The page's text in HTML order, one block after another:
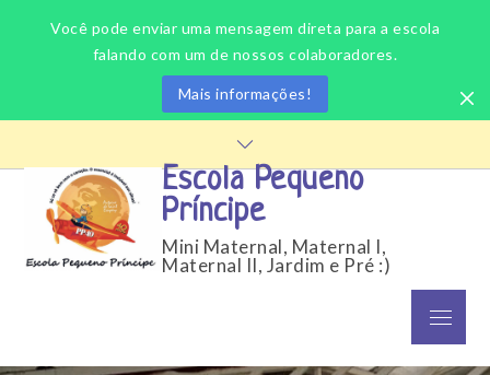
Você pode enviar uma mensagem direta para a escola
falando com um de nossos colaboradores.
Mais informações!
content
Escola Pequeno
Príncipe
Mini Maternal, Maternal I,
Maternal II, Jardim e Pré :)
Menu